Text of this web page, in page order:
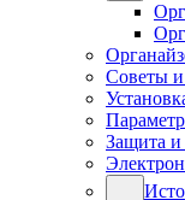
Советы и
Защита и